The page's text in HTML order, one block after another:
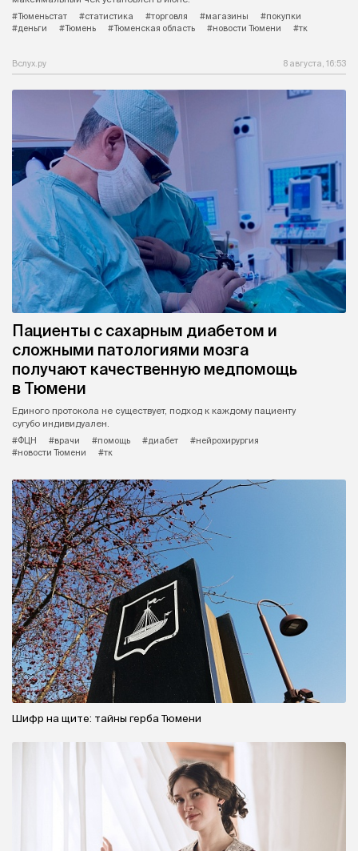
#Тюменьстат
#статистика #торговля #магазины
#покупки
#деньги
#Тюмень #Тюменская область #новости Тюмени #тк
Вслух.ру 8 августа, 16:53
Пациенты с сахарным диабетом и
сложными патологиями мозга
получают качественную медпомощь
в Тюмени
Единого протокола не существует, подход к каждому пациенту
сугубо индивидуален.
#ФЦН
#врачи #помощь #диабет
#нейрохирургия
#новости Тюмени
#тк
Шифр на щите: тайны герба Тюмени